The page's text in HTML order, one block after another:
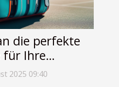
die perfekte
für Ihre
2025 09:40